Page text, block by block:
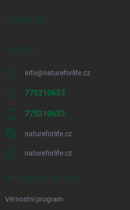
KATEGORIE
KONTAKT
info@natureforlife.cz
775210653
775210653
natureforlife.cz
natureforlife.cz
INFORMACE PRO VÁS
Věrnostní program